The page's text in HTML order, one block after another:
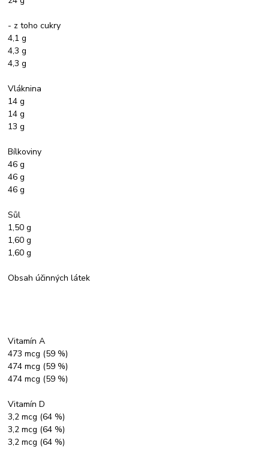
- z toho cukry
4,1 g
4,3 g
4,3 g
Vláknina
14 g
14 g
13 g
Bílkoviny
46 g
46 g
46 g
Sůl
1,50 g
1,60 g
1,60 g
Obsah účinných látek
Vitamín A
473 mcg (59 %)
474 mcg (59 %)
474 mcg (59 %)
Vitamín D
3,2 mcg (64 %)
3,2 mcg (64 %)
3,2 mcg (64 %)